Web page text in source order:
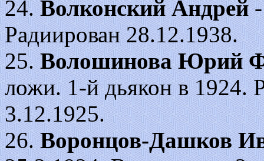
24.Волконский Андрей-
Радиирован 28.12.1938.
25.Волошинова Юрий
ложи. 1-й дьякон в 1924.
3.12.1925.
26.Воронцов-Дашков